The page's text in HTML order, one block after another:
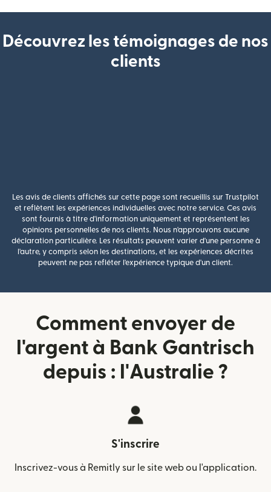
Découvrez les témoignages de nos
clients
Les avis de clients affichés sur cette page sont recueillis sur Trustpilot
et reflètent les expériences individuelles avec notre service. Ces avis
sont fournis à titre d'information uniquement et représentent les
opinions personnelles de nos clients. Nous n'approuvons aucune
déclaration particulière. Les résultats peuvent varier d'une personne à
l'autre, y compris selon les destinations, et les expériences décrites
peuvent ne pas refléter l'expérience typique d'un client.
Comment envoyer de
l'argent à Bank Gantrisch
depuis : l'Australie ?
S'inscrire
Inscrivez-vous à Remitly sur le site web ou l'application.